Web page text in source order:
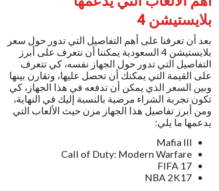
بلايستيشن 4
بعد أن تعرفنا على أهم التفاصيل التي تدور حول سعر
بلايستيشن 4 السعودية يمكننا أن نتعرف على أبرز
التفاصيل التي تدور حول الجهاز نفسه، كي تتعرف
على القيمة التي يمكنك أن تحصل عليها، وتقارن بينها
وبين السعر الذي يمكن أن تدفعه في هذا الجهاز، كي
تكون تجربة الشراء مرضية بالنسبة إليك في النهاية،
ومن أبرز تفاصيل هذا الجهاز مزن حيث الألعاب التي
يدعمها ما يلي:
Mafia III
Call of Duty: Modern Warfare
FIFA 17
NBA 2K17